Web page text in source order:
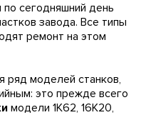
сегодняшний день
завода. Все типы
ремонт на этом
моделей станков,
это прежде всего
модели 1К62, 16К20,